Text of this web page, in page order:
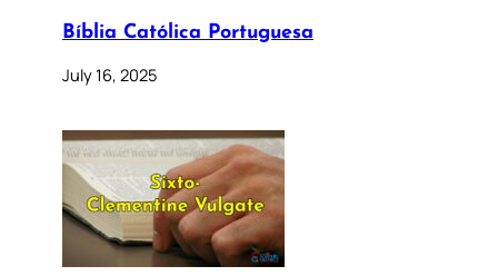
Bíblia Católica Portuguesa
July 16, 2025